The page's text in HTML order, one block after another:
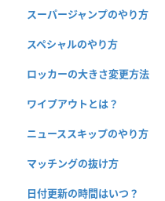
スーパージャンプのやり方
スペシャルのやり方
ロッカーの大きさ変更方法
ワイプアウトとは？
ニューススキップのやり方
マッチングの抜け方
日付更新の時間はいつ？